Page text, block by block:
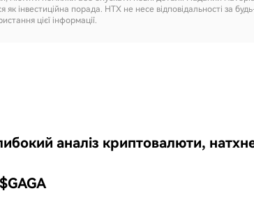
як інвестиційна порада. HTX не несе відповідальності за
цієї інформації.
аналіз криптовалюти,